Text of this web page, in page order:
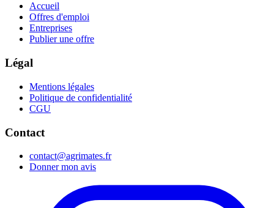
Accueil
Offres d'emploi
Entreprises
Publier une offre
Légal
Mentions légales
Politique de confidentialité
CGU
Contact
contact@agrimates.fr
Donner mon avis